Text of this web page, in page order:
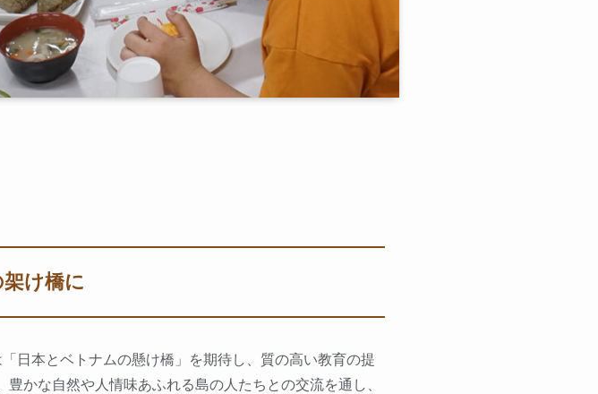
け橋に
日本とベトナムの懸け橋」を期待し、質の高い教育の提
かな自然や人情味あふれる島の人たちとの交流を通し、